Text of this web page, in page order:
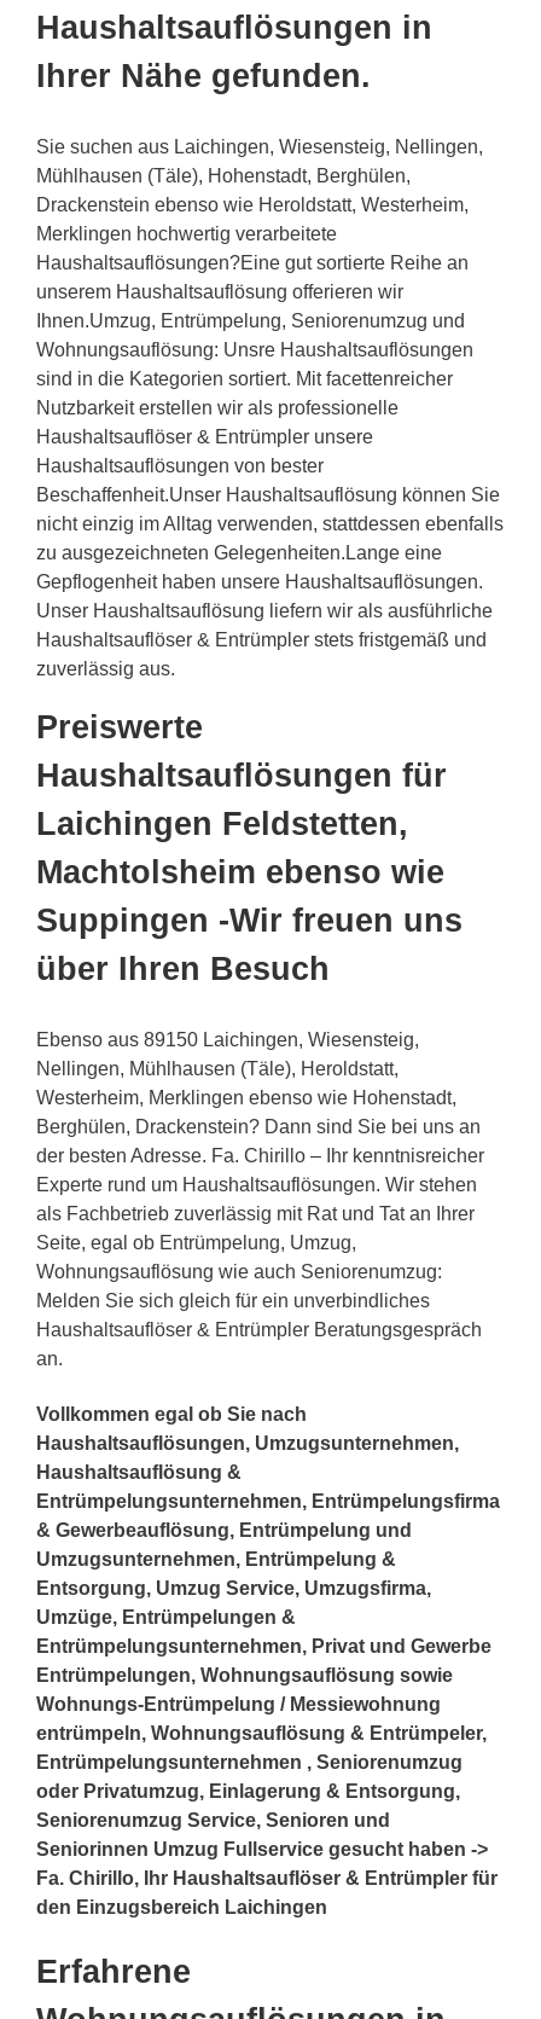
Haushaltsauflösungen in
Ihrer Nähe gefunden.
Sie suchen aus Laichingen, Wiesensteig, Nellingen,
Mühlhausen (Täle), Hohenstadt, Berghülen,
Drackenstein ebenso wie Heroldstatt, Westerheim,
Merklingen hochwertig verarbeitete
Haushaltsauflösungen?Eine gut sortierte Reihe an
unserem Haushaltsauflösung offerieren wir
Ihnen.Umzug, Entrümpelung, Seniorenumzug und
Wohnungsauflösung: Unsre Haushaltsauflösungen
sind in die Kategorien sortiert. Mit facettenreicher
Nutzbarkeit erstellen wir als professionelle
Haushaltsauflöser & Entrümpler unsere
Haushaltsauflösungen von bester
Beschaffenheit.Unser Haushaltsauflösung können Sie
nicht einzig im Alltag verwenden, stattdessen ebenfalls
zu ausgezeichneten Gelegenheiten.Lange eine
Gepflogenheit haben unsere Haushaltsauflösungen.
Unser Haushaltsauflösung liefern wir als ausführliche
Haushaltsauflöser & Entrümpler stets fristgemäß und
zuverlässig aus.
Preiswerte
Haushaltsauflösungen für
Laichingen Feldstetten,
Machtolsheim ebenso wie
Suppingen -Wir freuen uns
über Ihren Besuch
Ebenso aus 89150 Laichingen, Wiesensteig,
Nellingen, Mühlhausen (Täle), Heroldstatt,
Westerheim, Merklingen ebenso wie Hohenstadt,
Berghülen, Drackenstein? Dann sind Sie bei uns an
der besten Adresse. Fa. Chirillo – Ihr kenntnisreicher
Experte rund um Haushaltsauflösungen. Wir stehen
als Fachbetrieb zuverlässig mit Rat und Tat an Ihrer
Seite, egal ob Entrümpelung, Umzug,
Wohnungsauflösung wie auch Seniorenumzug:
Melden Sie sich gleich für ein unverbindliches
Haushaltsauflöser & Entrümpler Beratungsgespräch
an.
Vollkommen egal ob Sie nach
Haushaltsauflösungen, Umzugsunternehmen,
Haushaltsauflösung &
Entrümpelungsunternehmen, Entrümpelungsfirma
& Gewerbeauflösung, Entrümpelung und
Umzugsunternehmen, Entrümpelung &
Entsorgung, Umzug Service, Umzugsfirma,
Umzüge, Entrümpelungen &
Entrümpelungsunternehmen, Privat und Gewerbe
Entrümpelungen, Wohnungsauflösung sowie
Wohnungs-Entrümpelung / Messiewohnung
entrümpeln, Wohnungsauflösung & Entrümpeler,
Entrümpelungsunternehmen , Seniorenumzug
oder Privatumzug, Einlagerung & Entsorgung,
Seniorenumzug Service, Senioren und
Seniorinnen Umzug Fullservice gesucht haben ->
Fa. Chirillo, Ihr Haushaltsauflöser & Entrümpler für
den Einzugsbereich Laichingen
Erfahrene